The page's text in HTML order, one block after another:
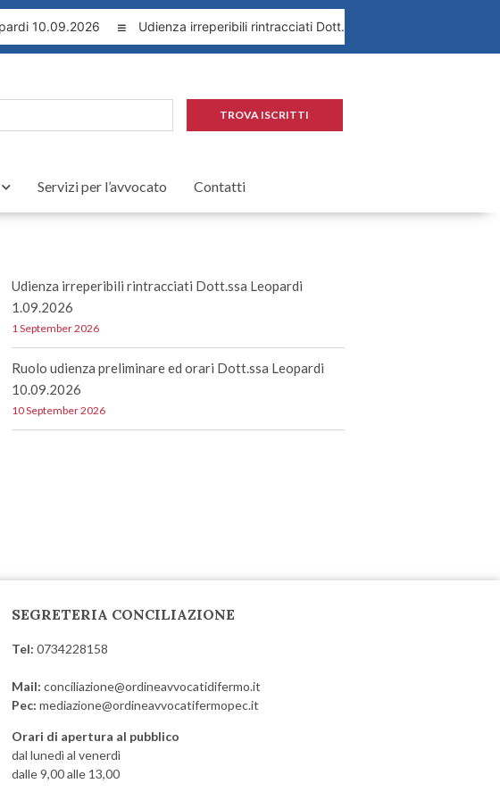
10.09.2026 Udienza irreperibili rintracciati Dott.ssa Leopardi 1.09.2026
TROVA ISCRITTI
Servizi per l’avvocato Contatti
Udienza irreperibili rintracciati Dott.ssa Leopardi
1.09.2026
1 September 2026
Ruolo udienza preliminare ed orari Dott.ssa Leopardi
10.09.2026
10 September 2026
SEGRETERIA CONCILIAZIONE
Tel: 0734228158
Mail: conciliazione@ordineavvocatidifermo.it
Pec: mediazione@ordineavvocatifermopec.it
Orari di apertura al pubblico
dal lunedì al venerdì
dalle 9,00 alle 13,00